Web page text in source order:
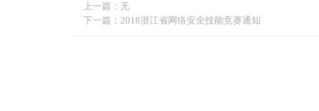
上一篇： 无
下一篇： 2018浙江省网络安全技能竞赛通知